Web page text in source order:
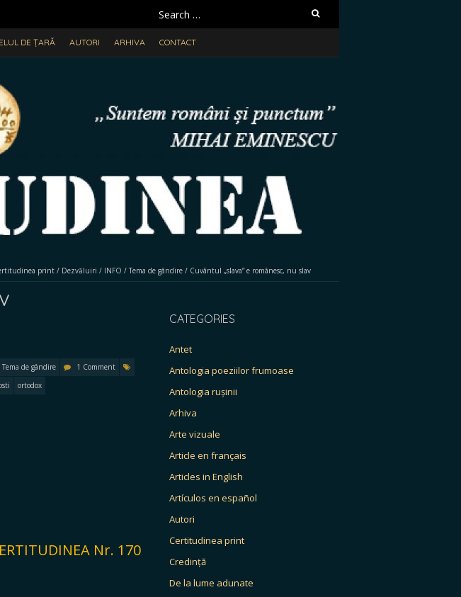
Search
for:
DE ȚARĂ AUTORI ARHIVA CONTACT
print / Dezvăluiri / INFO / Tema de gândire / Cuvântul „slava” e românesc, nu slav
Tema de gândire
1 Comment
ortodox
Nr. 170
CATEGORIES
Antet
Antologia poeziilor frumoase
Antologia rușinii
Arhiva
Arte vizuale
Article en français
Articles in English
Artículos en español
Autori
Certitudinea print
Credință
De la lume adunate